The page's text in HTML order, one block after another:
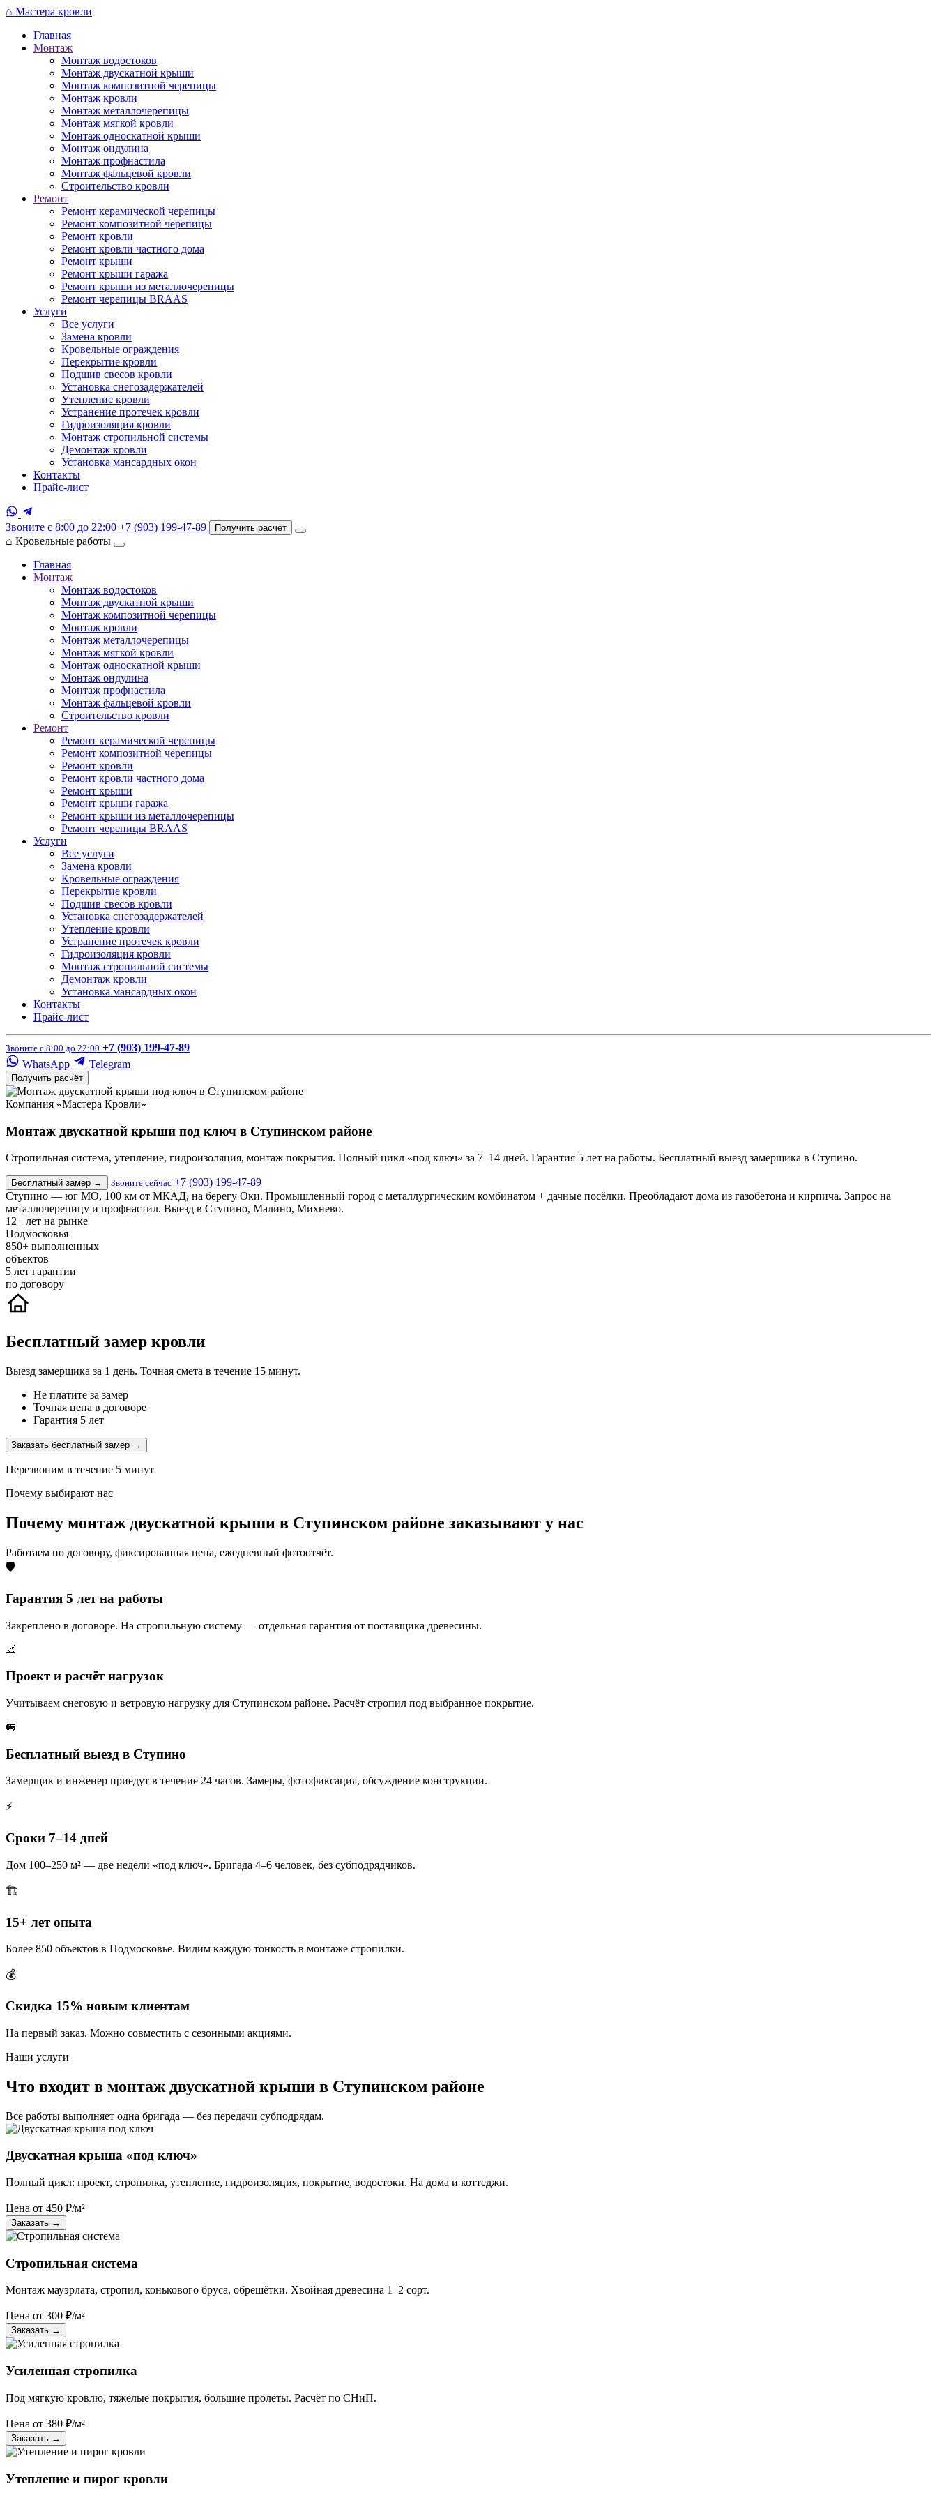
Перейти
основному
содержанию
⌂ Мастера кровли
Главная
Монтаж
Монтаж водостоков
Монтаж двускатной крыши
Монтаж композитной черепицы
Монтаж кровли
Монтаж металлочерепицы
Монтаж мягкой кровли
Монтаж односкатной крыши
Монтаж ондулина
Монтаж профнастила
Монтаж фальцевой кровли
Строительство кровли
Ремонт
Ремонт керамической черепицы
Ремонт композитной черепицы
Ремонт кровли
Ремонт кровли частного дома
Ремонт крыши
Ремонт крыши гаража
Ремонт крыши из металлочерепицы
Ремонт черепицы BRAAS
Услуги
Все услуги
Замена кровли
Кровельные ограждения
Перекрытие кровли
Подшив свесов кровли
Установка снегозадержателей
Утепление кровли
Устранение протечек кровли
Гидроизоляция кровли
Монтаж стропильной системы
Демонтаж кровли
Установка мансардных окон
Контакты
Прайс-лист
Звоните с 8:00 до 22:00 +7 (903) 199-47-89 Получить расчёт
⌂ Кровельные работы
Главная
Монтаж
Монтаж водостоков
Монтаж двускатной крыши
Монтаж композитной черепицы
Монтаж кровли
Монтаж металлочерепицы
Монтаж мягкой кровли
Монтаж односкатной крыши
Монтаж ондулина
Монтаж профнастила
Монтаж фальцевой кровли
Строительство кровли
Ремонт
Ремонт керамической черепицы
Ремонт композитной черепицы
Ремонт кровли
Ремонт кровли частного дома
Ремонт крыши
Ремонт крыши гаража
Ремонт крыши из металлочерепицы
Ремонт черепицы BRAAS
Услуги
Все услуги
Замена кровли
Кровельные ограждения
Перекрытие кровли
Подшив свесов кровли
Установка снегозадержателей
Утепление кровли
Устранение протечек кровли
Гидроизоляция кровли
Монтаж стропильной системы
Демонтаж кровли
Установка мансардных окон
Контакты
Прайс-лист
Звоните с 8:00 до 22:00 +7 (903) 199-47-89
WhatsApp
Telegram
Получить расчёт
Компания «Мастера Кровли»
Монтаж двускатной крыши под ключ в Ступинском районе
Стропильная система, утепление, гидроизоляция, монтаж покрытия. Полный цикл «под ключ» за 7–14 дней. Гарантия 5 лет на работы. Бесплатный выезд замерщика в Ступино.
Бесплатный замер → Звоните сейчас +7 (903) 199-47-89
Ступино — юг МО, 100 км от МКАД, на берегу Оки. Промышленный город с металлургическим комбинатом + дачные посёлки. Преобладают дома из газобетона и кирпича. Запрос на
металлочерепицу и профнастил. Выезд в Ступино, Малино, Михнево.
12+ лет на рынке
Подмосковья
850+ выполненных
объектов
5 лет гарантии
по договору
Бесплатный замер кровли
Выезд замерщика за 1 день. Точная смета в течение 15 минут.
Не платите за замер
Точная цена в договоре
Гарантия 5 лет
Заказать бесплатный замер →
Перезвоним в течение 5 минут
Почему выбирают нас
Почему монтаж двускатной крыши в Ступинском районе заказывают у нас
Работаем по договору, фиксированная цена, ежедневный фотоотчёт.
🛡️
Гарантия 5 лет на работы
Закреплено в договоре. На стропильную систему — отдельная гарантия от поставщика древесины.
📐
Проект и расчёт нагрузок
Учитываем снеговую и ветровую нагрузку для Ступинском районе. Расчёт стропил под выбранное покрытие.
🚐
Бесплатный выезд в Ступино
Замерщик и инженер приедут в течение 24 часов. Замеры, фотофиксация, обсуждение конструкции.
⚡
Сроки 7–14 дней
Дом 100–250 м² — две недели «под ключ». Бригада 4–6 человек, без субподрядчиков.
🏗️
15+ лет опыта
Более 850 объектов в Подмосковье. Видим каждую тонкость в монтаже стропилки.
💰
Скидка 15% новым клиентам
На первый заказ. Можно совместить с сезонными акциями.
Наши услуги
Что входит в монтаж двускатной крыши в Ступинском районе
Все работы выполняет одна бригада — без передачи субподрядам.
Двускатная крыша «под ключ»
Полный цикл: проект, стропилка, утепление, гидроизоляция, покрытие, водостоки. На дома и коттеджи.
Цена от 450 ₽/м²
Заказать →
Стропильная система
Монтаж мауэрлата, стропил, конькового бруса, обрешётки. Хвойная древесина 1–2 сорт.
Цена от 300 ₽/м²
Заказать →
Усиленная стропилка
Под мягкую кровлю, тяжёлые покрытия, большие пролёты. Расчёт по СНиП.
Цена от 380 ₽/м²
Заказать →
Утепление и пирог кровли